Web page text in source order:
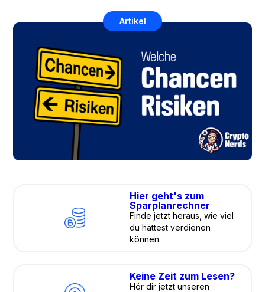
Artikel
Hier geht's zum
Sparplanrechner
Finde jetzt heraus, wie viel
du hättest verdienen
können.
Keine Zeit zum Lesen?
Hör dir jetzt unseren